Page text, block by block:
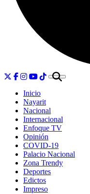
Inicio
Nayarit
Nacional
Internacional
Enfoque TV
Opinión
COVID-19
Palacio Nacional
Zona Trendy
Deportes
Edictos
Impreso